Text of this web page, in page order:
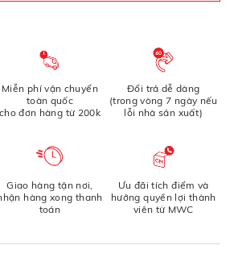
Miễn phí vận chuyển
toàn quốc
cho đơn hàng từ 200k
Đổi trả dễ dàng
(trong vòng 7 ngày nếu
lỗi nhà sản xuất)
Giao hàng tận nơi,
hàng xong thanh
toán
Ưu đãi tích điểm và
hưởng quyền lợi thành
viên từ MWC